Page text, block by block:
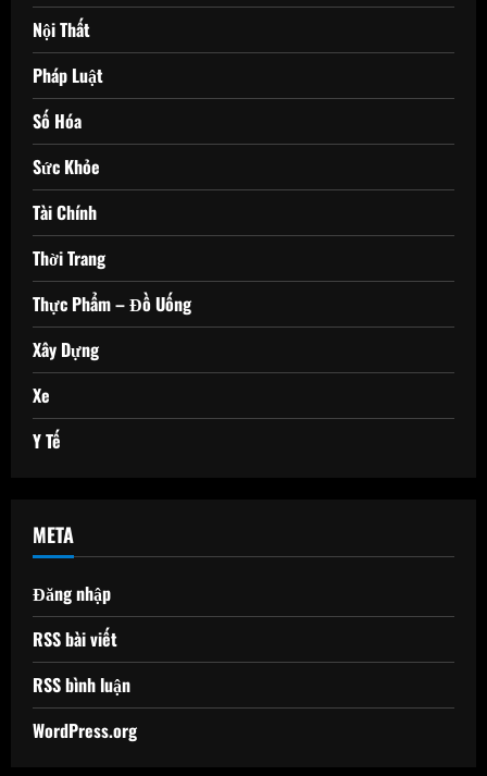
Nội Thất
Pháp Luật
Số Hóa
Sức Khỏe
Tài Chính
Thời Trang
Thực Phẩm – Đồ Uống
Xây Dựng
Xe
Y Tế
META
Đăng nhập
RSS bài viết
RSS bình luận
WordPress.org